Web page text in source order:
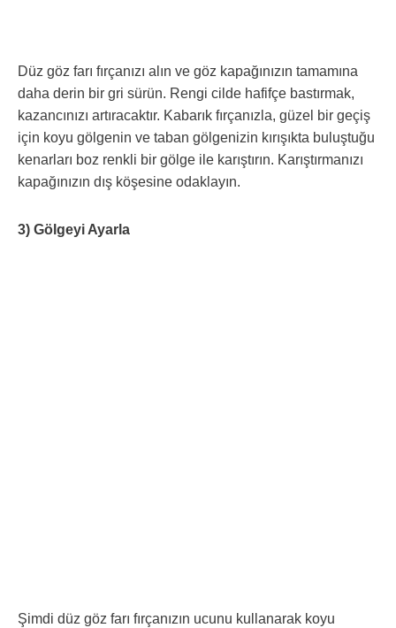
Düz göz farı fırçanızı alın ve göz kapağınızın tamamına
daha derin bir gri sürün. Rengi cilde hafifçe bastırmak,
kazancınızı artıracaktır. Kabarık fırçanızla, güzel bir geçiş
için koyu gölgenin ve taban gölgenizin kırışıkta buluştuğu
kenarları boz renkli bir gölge ile karıştırın. Karıştırmanızı
kapağınızın dış köşesine odaklayın.
3) Gölgeyi Ayarla
Şimdi düz göz farı fırçanızın ucunu kullanarak koyu